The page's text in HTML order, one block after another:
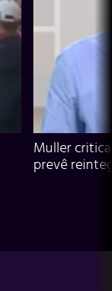
Muller
prevê